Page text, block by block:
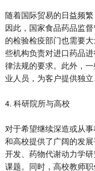
随着国际贸易的日益频
因此，国家食品药品监
的检验检疫部门也需要
些机构负责对进口药品
律法规的要求。此外，
业人员，为客户提供独立
4. 科研院所与高校
对于希望继续深造或从
和高校提供了广阔的发
开发、药物代谢动力学
课题。同时，高校教师